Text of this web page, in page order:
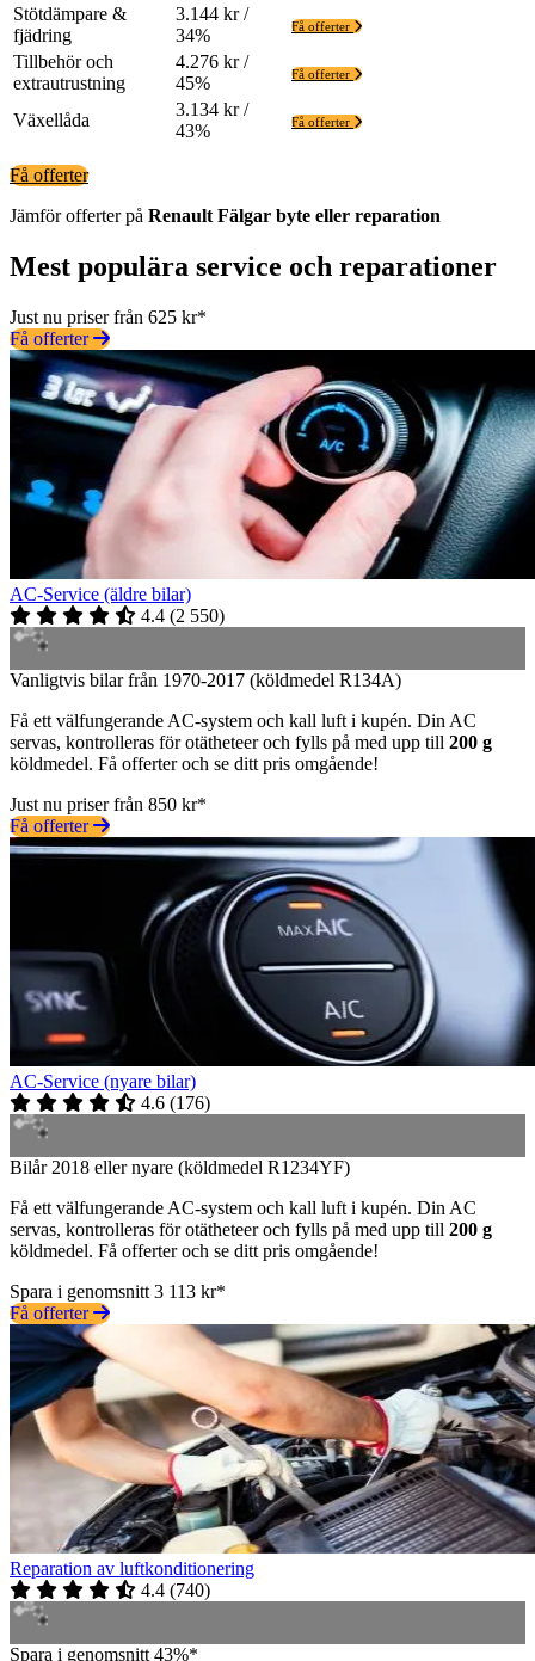
Stötdämpare &
fjädring
3.144 kr /
34%
Få offerter
Tillbehör och
extrautrustning
4.276 kr /
45%
Få offerter
Växellåda
3.134 kr /
43%
Få offerter
Få offerter
Jämför offerter på Renault Fälgar byte eller reparation
Mest populära service och reparationer
Just nu priser från 625 kr*
Få offerter
AC-Service (äldre bilar)
4.4 (2 550)
Vanligtvis bilar från 1970-2017 (köldmedel R134A)
Få ett välfungerande AC-system och kall luft i kupén. Din AC
servas, kontrolleras för otätheteer och fylls på med upp till 200 g
köldmedel. Få offerter och se ditt pris omgående!
Just nu priser från 850 kr*
Få offerter
AC-Service (nyare bilar)
4.6 (176)
Bilår 2018 eller nyare (köldmedel R1234YF)
Få ett välfungerande AC-system och kall luft i kupén. Din AC
servas, kontrolleras för otätheteer och fylls på med upp till 200 g
köldmedel. Få offerter och se ditt pris omgående!
Spara i genomsnitt 3 113 kr*
Få offerter
Reparation av luftkonditionering
4.4 (740)
Spara i genomsnitt 43%*